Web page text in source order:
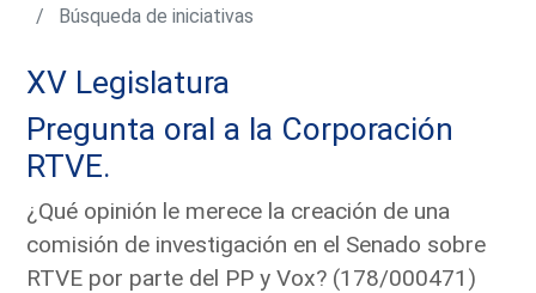
Búsqueda de iniciativas
XV Legislatura
Pregunta oral a la Corporación
RTVE.
¿Qué opinión le merece la creación de una
comisión de investigación en el Senado sobre
RTVE por parte del PP y Vox? (178/000471)